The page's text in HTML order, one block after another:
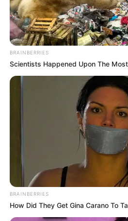
സ്ത്രീകൾക്ക് സംവരണം
വിരുദ്ധവും ജനാധിപത്യ
രാഹുൽ പറയുന്നത്.
കുറിച്ച് കൂടുതലൊന്നും
കഴിയില്ലെന്നും അദ്ദേഹം
BRAINBERRIES
Scientists Happened Upon The
BRAINBERRIES
How Did They Get Gina Carano To